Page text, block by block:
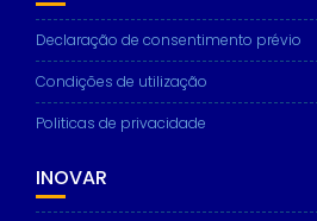
Declaração de consentimento prévio
Condições de utilização
Politicas de privacidade
INOVAR